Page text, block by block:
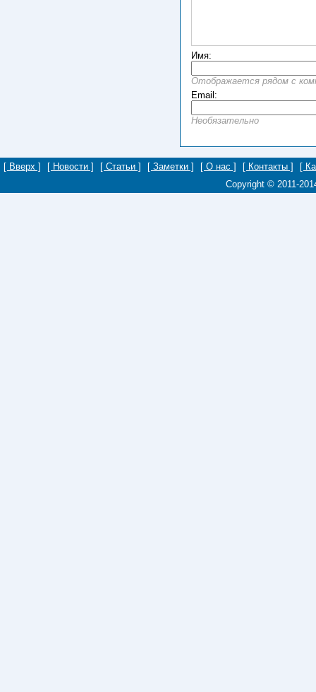
Имя:
Отображается рядом с
Email:
Необязательно
[ Вверх ] [ Новости ] [ Статьи ] [ Заметки ] [ О нас ] [ Контакты ]
[
Copyright © 2011-